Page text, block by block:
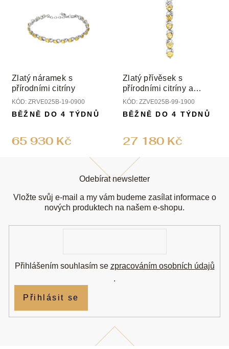
Zlatý náramek s
přírodními citríny
KÓD: ZRVE025B-19-0900
65 930 Kč
BĚŽNĚ DO 4 TÝDNŮ
Zlatý přívěsek s
přírodními citríny a
diamanty
KÓD: ZZVE025B-99-1900
27 180 Kč
BĚŽNĚ DO 4 TÝDNŮ
Odebírat newsletter
Vložte svůj e-mail a my vám budeme zasílat informace o
nových produktech na našem e-shopu.
Přihlášením souhlasím se zpracováním osobních údajů
.
Přihlásit se